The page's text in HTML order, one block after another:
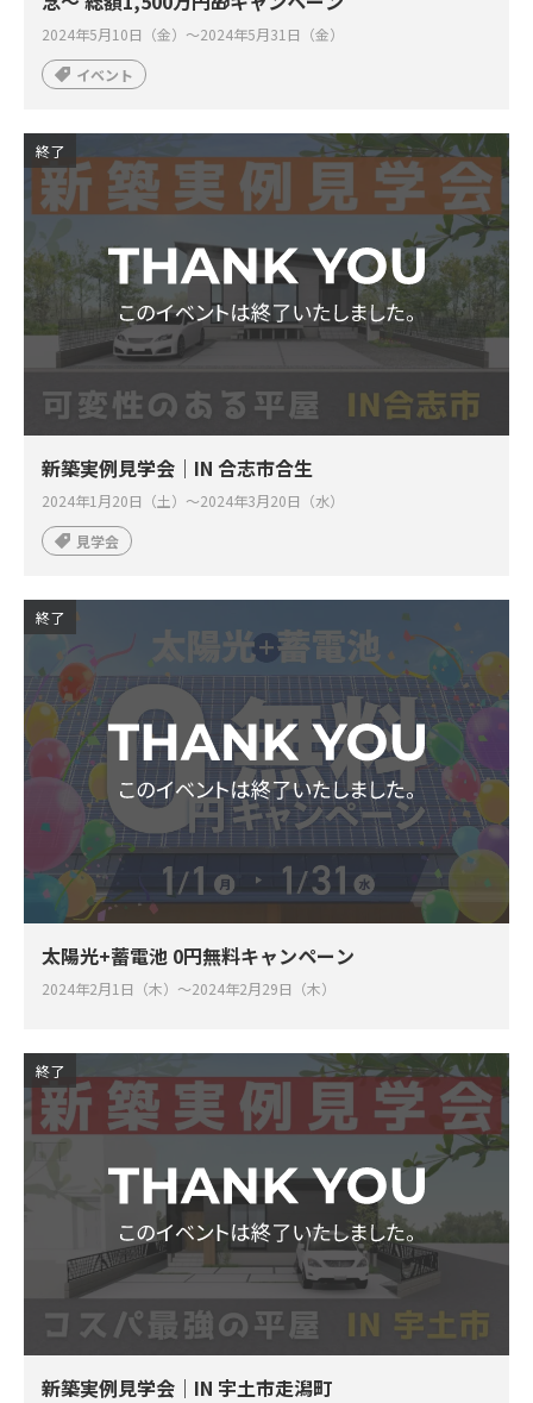
2024年5月10日（金）～2024年5月31日（金）
イベント
終了
新築実例見学会｜IN 合志市合生
2024年1月20日（土）～2024年3月20日（水）
見学会
終了
太陽光+蓄電池 0円無料キャンペーン
2024年2月1日（木）～2024年2月29日（木）
終了
新築実例見学会｜IN 宇土市走潟町